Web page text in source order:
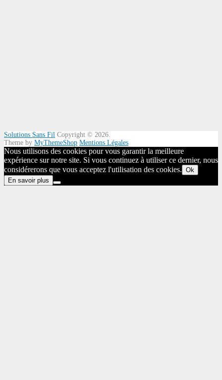
Solutions Sans Fil Copyright © 2026.
Theme by MyThemeShop Mentions Légales
Nous utilisons des cookies pour vous garantir la meilleure
expérience sur notre site. Si vous continuez à utiliser ce dernier, nous
considérerons que vous acceptez l'utilisation des cookies. Ok
En savoir plus